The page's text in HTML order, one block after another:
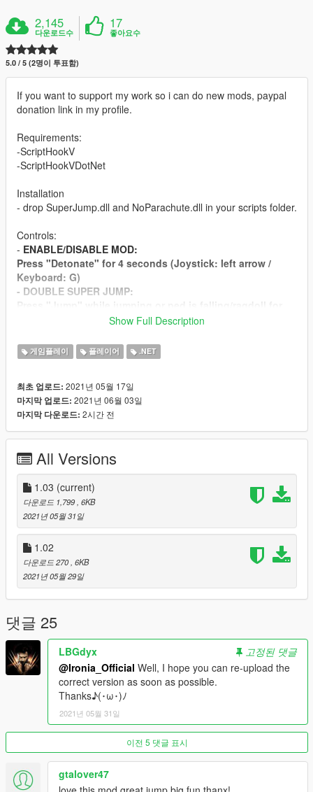
2,145
다운로드수
17
좋아요수
5.0 / 5 (2명이 투표함)
If you want to support my work so i can do new mods, paypal
donation link in my profile.
Requirements:
-ScriptHookV
-ScriptHookVDotNet
Installation
- drop SuperJump.dll and NoParachute.dll in your scripts folder.
Controls:
- ENABLE/DISABLE MOD:
Press "Detonate" for 4 seconds (Joystick: left arrow /
Keyboard: G)
- DOUBLE SUPER JUMP:
jump again (infinite double jump)
While Aim (Joystick:LT / Keyboard: RMB) press "Jump"
for jumping at coord where you
-STOP AUTOMATIC JUMP TO AIM COORDS
While is playing automatic jump, press jump (Joystick: X /
Keyboard: Space) to stop jumping
-SPRINT IN AIR:
LMB) and just press "Jump" for
execute double jump with more distance.
NOTE: While this mod is enabled, parachute is disabled.
Changelog v1.03: Now when the mod is disabled,
parachute work
Show Full Description
게임플레이 플레이어 .NET
최초 업로드: 2021년 05월 17일
마지막 업로드: 2021년 06월 03일
마지막 다운로드: 2시간 전
All Versions
1.03 (current)
다운로드 1,799 , 6KB
2021년 05월 31일
1.02
다운로드 270 , 6KB
2021년 05월 29일
댓글 25
LBGdyx
고정된 댓글
@Ironia_Official Well, I hope you can re-upload the
correct version as soon as possible.
Thanks♪(･ω･)ﾉ
2021년 05월 31일
이전 5 댓글 표시
gtalover47